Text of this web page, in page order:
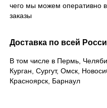
чего мы можем оперативно
заказы
Доставка по всей
В том числе в Пермь,
Курган, Сургут, Омск,
Красноярск, Барнаул